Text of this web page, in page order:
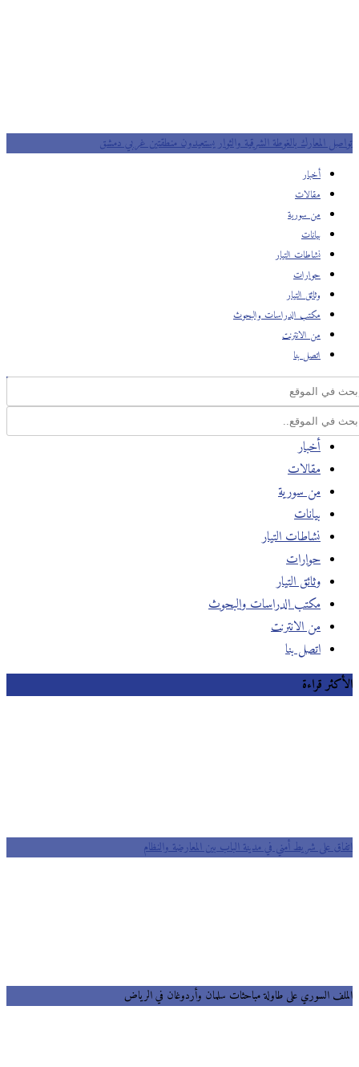
تواصل المعارك بالغوطة الشرقية والثوار يستعيدون منطقتين غربي دمشق
أخبار
مقالات
من سورية
بيانات
نشاطات التيار
حوارات
وثائق التيار
مكتب الدراسات والبحوث
من الانترنت
اتصل بنا
أخبار
مقالات
من سورية
بيانات
نشاطات التيار
حوارات
وثائق التيار
مكتب الدراسات والبحوث
من الانترنت
اتصل بنا
الأكثر قراءة
اتفاق على شريط أمني في مدينة الباب بين المعارضة والنظام
الملف السوري على طاولة مباحثات سلمان وأردوغان في الرياض